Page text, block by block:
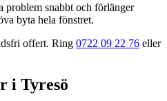
problem snabbt och förlänger
byta hela fönstret.
offert. Ring 0722 09 22 76 eller
i Tyresö